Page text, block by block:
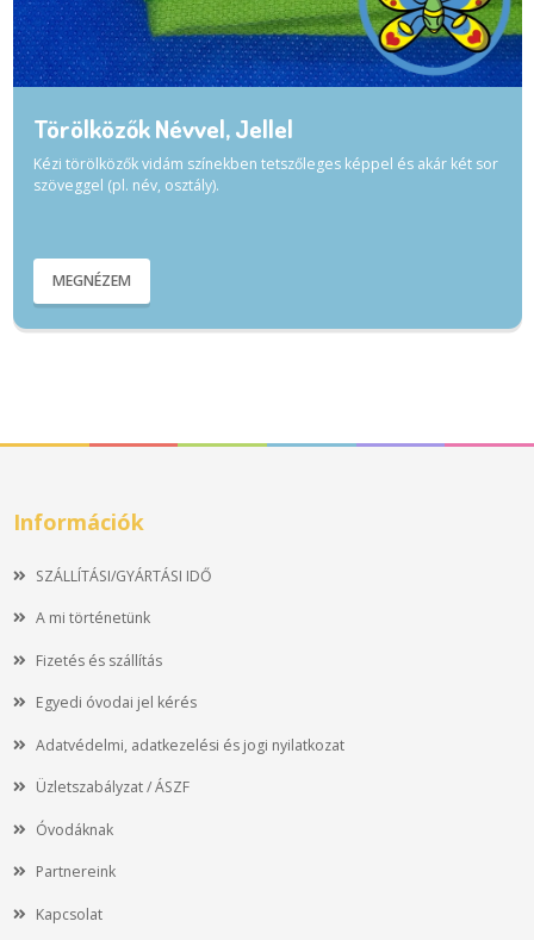
Törölközők Névvel, Jellel
Kézi törölközők vidám színekben tetszőleges képpel és akár két sor
szöveggel (pl. név, osztály).
MEGNÉZEM
Információk
SZÁLLÍTÁSI/GYÁRTÁSI IDŐ
A mi történetünk
Fizetés és szállítás
Egyedi óvodai jel kérés
Adatvédelmi, adatkezelési és jogi nyilatkozat
Üzletszabályzat / ÁSZF
Óvodáknak
Partnereink
Kapcsolat